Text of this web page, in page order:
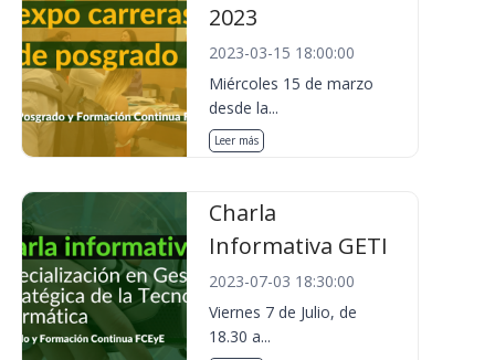
2023
2023-03-15 18:00:00
Miércoles 15 de marzo
desde la...
Leer más
Charla
Informativa GETI
2023-07-03 18:30:00
Viernes 7 de Julio, de
18.30 a...